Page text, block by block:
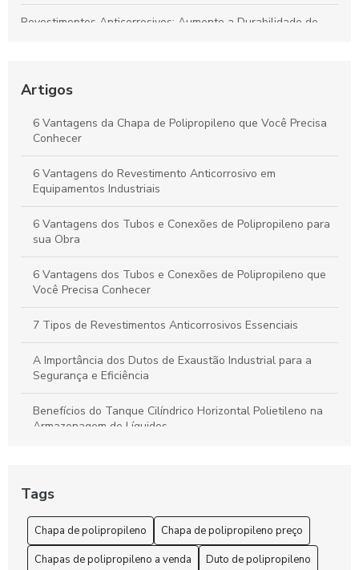
Revestimentos Anticorrosivos: Aumente a Durabilidade de
Fluidos e Relevância Industrial
Dutos de Polipropileno: Principais Benefícios e Aplicações
Indispensáveis
Duto de Polipropileno: Benefícios para Projetos Sustentáveis
e de Alto Desempenho
Artigos
6 Vantagens da Chapa de Polipropileno que Você Precisa
Conhecer
6 Vantagens do Revestimento Anticorrosivo em
Equipamentos Industriais
6 Vantagens dos Tubos e Conexões de Polipropileno para
sua Obra
6 Vantagens dos Tubos e Conexões de Polipropileno que
Você Precisa Conhecer
7 Tipos de Revestimentos Anticorrosivos Essenciais
A Importância dos Dutos de Exaustão Industrial para a
Segurança e Eficiência
Benefícios do Tanque Cilíndrico Horizontal Polietileno na
Armazenagem de Líquidos
Chapa de polipropileno é a solução ideal para suas
Chapa de Polipropileno Preço: 6 Fatores que Influenciam
Tags
Chapa de polipropileno
Chapa de polipropileno preço
Chapas de polipropileno a venda
Duto de polipropileno